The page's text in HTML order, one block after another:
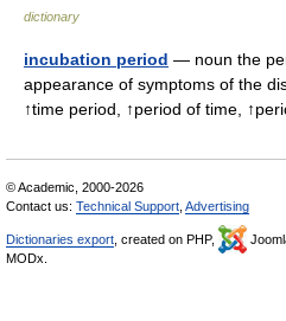
dictionary
incubation period — noun the
appearance of symptoms of the
↑time period, ↑period of time,
© Academic, 2000-2026
Contact us: Technical Support Advertising
Dictionaries export , created on PHP,
MODx.